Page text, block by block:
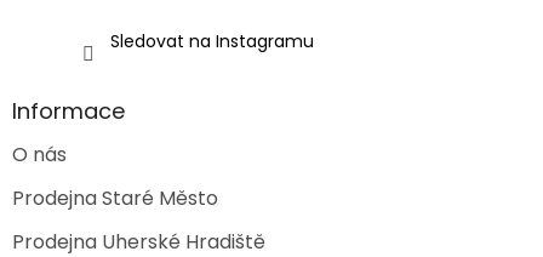
Sledovat na Instagramu
Informace
O nás
Prodejna Staré Město
Prodejna Uherské Hradiště